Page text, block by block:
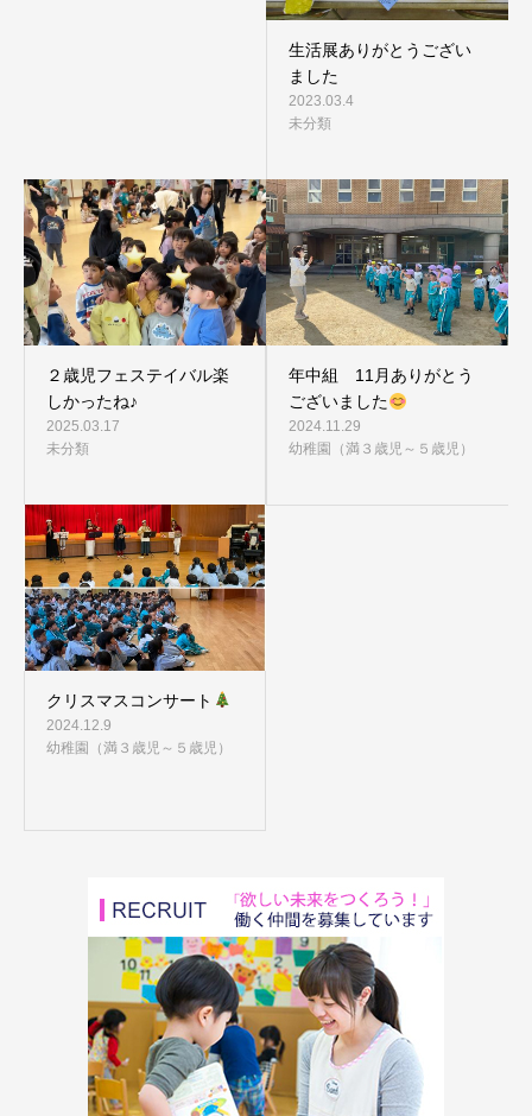
生活展ありがとうござい
ました
2023.03.4
未分類
２歳児フェステイバル楽
しかったね♪
2025.03.17
未分類
年中組 11月ありがとう
ございました
2024.11.29
幼稚園（満３歳児～５歳児）
クリスマスコンサート
2024.12.9
幼稚園（満３歳児～５歳児）